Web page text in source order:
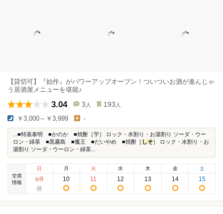
【貸切可】『始作』がパワーアップオープン！ついついお酒が進んじゃ
う居酒屋メニューを堪能♪
3.04 3 人 193 人
￥3,000～￥3,999 -
...■特蒸泰明 ■かのか ■焼酎［芋］ ロック・水割り・お湯割り ソーダ・ウー
ロン・緑茶 ■黒霧島 ■魔王 ■だいやめ ■焼酎［ しそ］ ロック・水割り・お
湯割り ソーダ・ウーロン・緑茶...
空席
情報
日
8/9
月
10
火
11
水
12
木
13
金
14
土
15